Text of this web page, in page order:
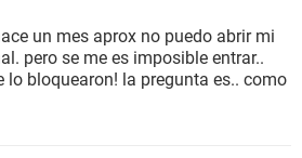
un mes aprox no puedo abrir mi
pero se me es imposible entrar..
lo bloquearon! la pregunta es.. como